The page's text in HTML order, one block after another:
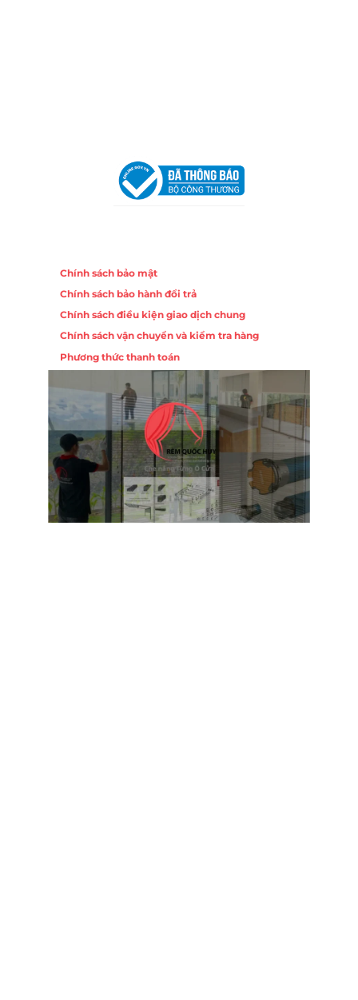
Chính sách bảo mật
Chính sách bảo hành đổi trả
Chính sách điều kiện giao dịch chung
Chính sách vận chuyển và kiểm tra hàng
Phương thức thanh toán